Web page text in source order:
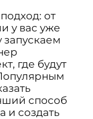
от
у вас уже
запускаем
где будут
способ
и создать